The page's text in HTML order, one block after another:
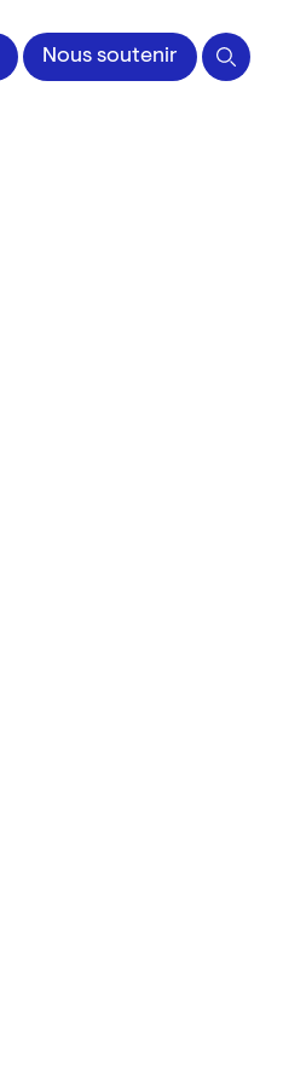
Nous soutenir